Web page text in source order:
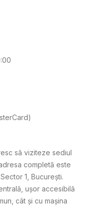
să viziteze sediul
completă este
1, București.
ușor accesibilă
cât și cu mașina